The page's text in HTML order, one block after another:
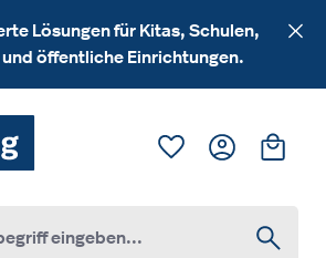
Lösungen für Kitas, Schulen,
öffentliche Einrichtungen.
Du hast 0